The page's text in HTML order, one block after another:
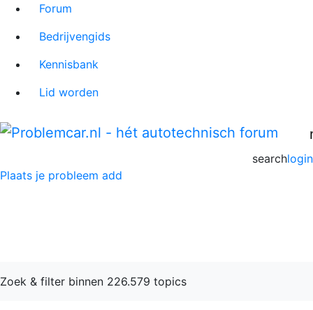
Forum
Bedrijvengids
Kennisbank
Lid worden
login
search
Plaats je probleem add
Zoek & filter binnen 226.579 topics